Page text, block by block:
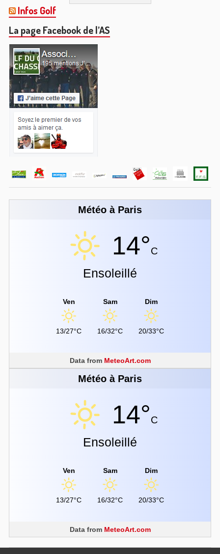
Infos Golf
La page Facebook de l’AS
Météo à Paris
14°C
Ensoleillé
Ven
13/27°C
Sam
16/32°C
Dim
20/33°C
Data from MeteoArt.com
Météo à Paris
14°C
Ensoleillé
Ven
13/27°C
Sam
16/32°C
Dim
20/33°C
Data from MeteoArt.com